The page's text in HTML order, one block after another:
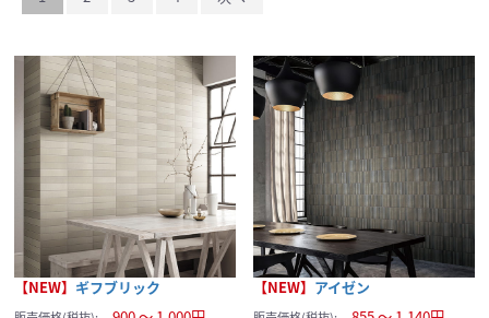
【NEW】 ギフブリック 【NEW】 アイゼン